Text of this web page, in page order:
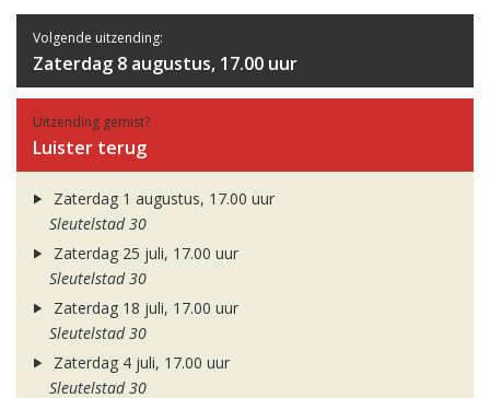
Volgende uitzending:
Zaterdag 8 augustus, 17.00 uur
Uitzending gemist?
Luister terug
Zaterdag 1 augustus, 17.00 uur
Sleutelstad 30
Zaterdag 25 juli, 17.00 uur
Sleutelstad 30
Zaterdag 18 juli, 17.00 uur
Sleutelstad 30
Zaterdag 4 juli, 17.00 uur
Sleutelstad 30